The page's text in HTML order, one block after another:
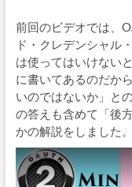
前回のビデオでは、
ド・クレデンシャル
は使ってはいけない
に書いてあるのだか
いのではないか」と
の答えも含めて「後
かの解説をしました